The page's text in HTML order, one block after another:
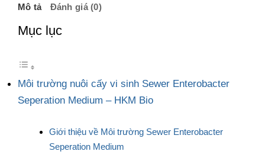
Mô tả Đánh giá (0)
Mục lục
Môi trường nuôi cấy vi sinh Sewer Enterobacter
Seperation Medium – HKM Bio
Giới thiệu về Môi trường Sewer Enterobacter
Seperation Medium